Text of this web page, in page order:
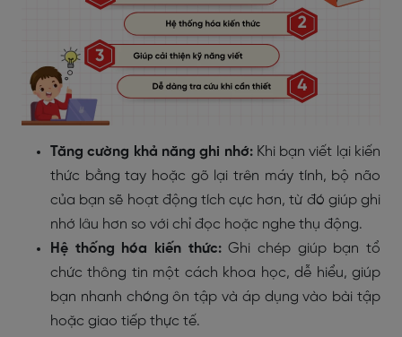
Tăng cường khả năng ghi nhớ:Khi bạn viết lại kiến
thức bằng tay hoặc gõ lại trên máy tính, bộ não
của bạn sẽ hoạt động tích cực hơn, từ đó giúp ghi
nhớ lâu hơn so với chỉ đọc hoặc nghe thụ động.
Hệ thống hóa kiến thức:Ghi chép giúp bạn tổ
chức thông tin một cách khoa học, dễ hiểu, giúp
bạn nhanh chóng ôn tập và áp dụng vào bài tập
hoặc giao tiếp thực tế.